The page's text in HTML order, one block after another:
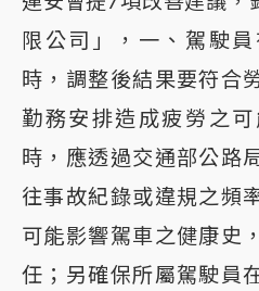
限公司」，一、駕駛
時，調整後結果要符合
勤務安排造成疲勞之
時，應透過交通部公路
往事故紀錄或違規之頻
可能影響駕車之健康史
任；另確保所屬駕駛員